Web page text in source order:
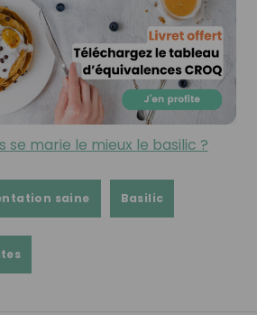
se marie le mieux le basilic ?
saine Basilic